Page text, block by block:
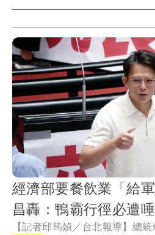
經濟部要餐飲業「給
昌轟：鴨霸行徑必遭
【記者邱筠媜／台北報導】總